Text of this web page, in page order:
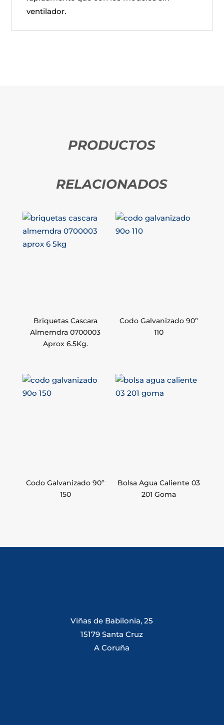
ventilador.
PRODUCTOS
RELACIONADOS
Briquetas Cascara
Almemdra 0700003
Aprox 6.5Kg.
Codo Galvanizado 90º
110
Codo Galvanizado 90º
150
Bolsa Agua Caliente 03
201 Goma
Viñas de Babilonia, 25
15179 Santa Cruz
A Coruña